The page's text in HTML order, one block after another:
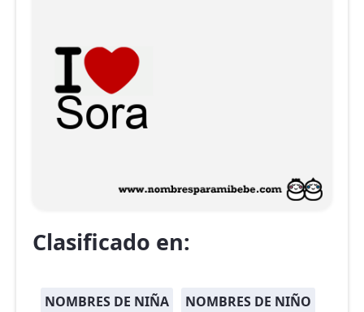
Clasificado en:
NOMBRES DE NIÑA
NOMBRES DE NIÑO